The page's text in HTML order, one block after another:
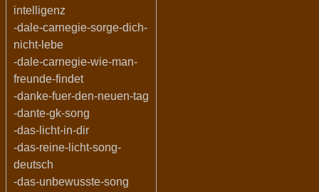
intelligenz
-dale-carnegie-sorge-dich-
nicht-lebe
-dale-carnegie-wie-man-
freunde-findet
-danke-fuer-den-neuen-tag
-dante-gk-song
-das-licht-in-dir
-das-reine-licht-song-
deutsch
-das-unbewusste-song